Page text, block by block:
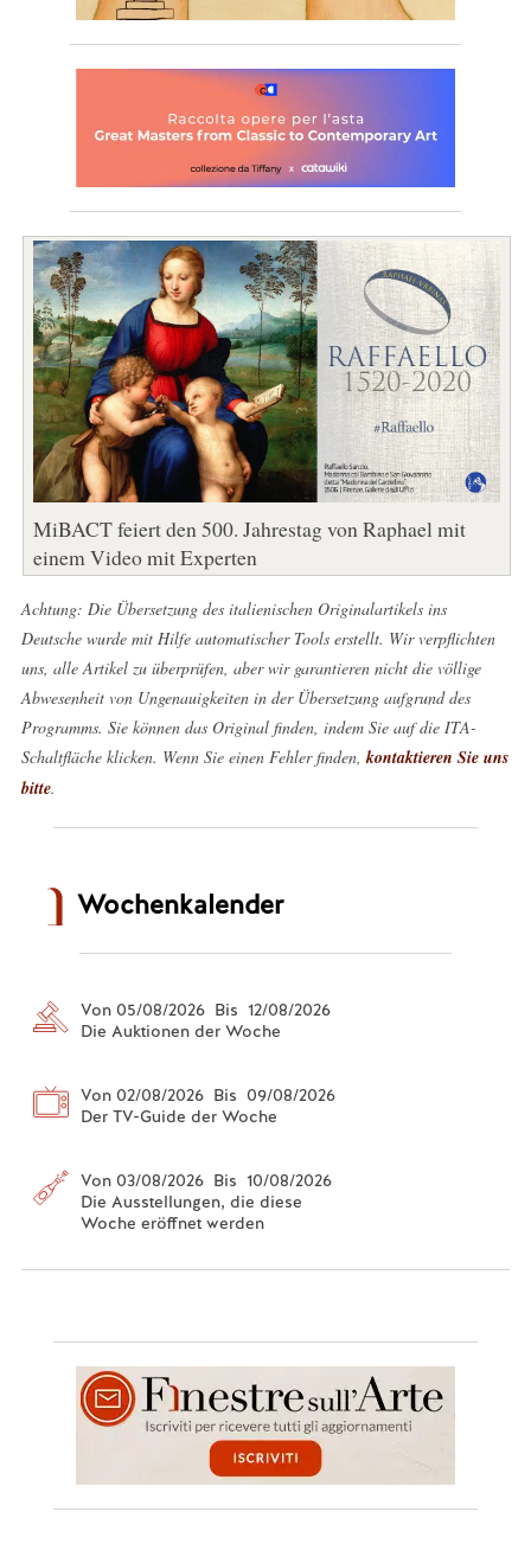
MiBACT feiert den 500. Jahrestag von Raphael mit
einem Video mit Experten
Achtung: Die Übersetzung des italienischen Originalartikels ins
Deutsche wurde mit Hilfe automatischer Tools erstellt. Wir verpflichten
uns, alle Artikel zu überprüfen, aber wir garantieren nicht die völlige
Abwesenheit von Ungenauigkeiten in der Übersetzung aufgrund des
Programms. Sie können das Original finden, indem Sie auf die ITA-
Schaltfläche klicken. Wenn Sie einen Fehler finden, kontaktieren Sie uns
bitte.
Wochenkalender
Von 05/08/2026 Bis 12/08/2026
Die Auktionen der Woche
Von 02/08/2026 Bis 09/08/2026
Der TV-Guide der Woche
Von 03/08/2026 Bis 10/08/2026
Die Ausstellungen, die diese
Woche eröffnet werden